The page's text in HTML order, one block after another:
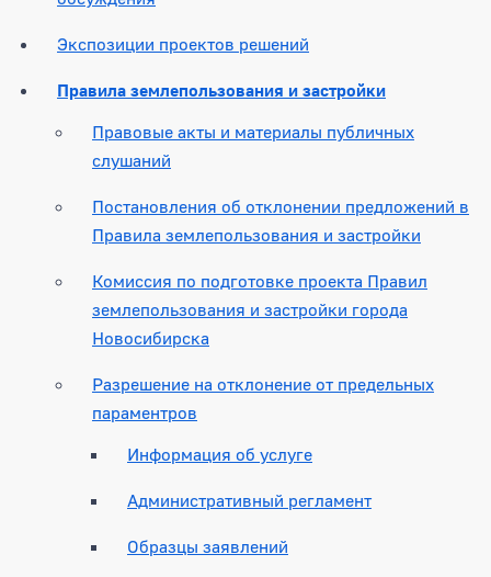
Экспозиции проектов решений
Правила землепользования и застройки
Правовые акты и материалы публичных
слушаний
Постановления об отклонении предложений в
Правила землепользования и застройки
Комиссия по подготовке проекта Правил
землепользования и застройки города
Новосибирска
Разрешение на отклонение от предельных
параментров
Информация об услуге
Административный регламент
Образцы заявлений